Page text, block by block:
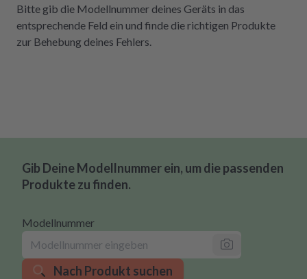
Bitte gib die Modellnummer deines Geräts in das
entsprechende Feld ein und finde die richtigen Produkte
zur Behebung deines Fehlers.
Gib Deine Modellnummer ein, um die passenden
Produkte zu finden.
Modellnummer
Nach Produkt suchen